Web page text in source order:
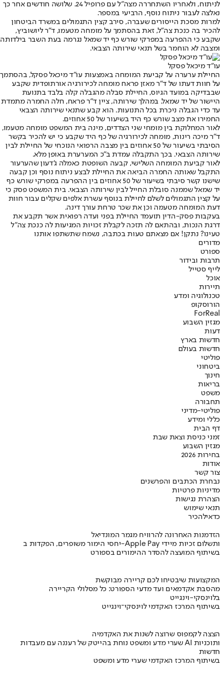
לניתוח, ולאחריו השתחררה מצה"ל עם פרופיל 24. שלושה חודשים אחר כך
נאלצה לעבור ניתוח נוסף, הרביעי במספר.
למרות מסכת הייסורים שעברה, סירב קצין התגמולים במשרד הביטחון
להכיר בה כנכת צה"ל, זאת בהסתמך על מומחה מטעמו, ד"ר ליושוביץ,
שקבע כי ההפרעה במפרקי שורש כף יד שמאל נגרמה בעת השבר בילדותה
ומצבה לא הוחמר בשל תנאי שירותה הצבאי.
עו"ד מיכאל פסקל
החיילת ערערה על קביעת המומחה באמצעות עו"ד מיכאל פסקל, בהסתמך
על חוות דעתו של ד"ר מאזן פראח מומחה לכירורגיה אורתופדית שקבע
שבבדיקה במועד הגיוס, החיילת סבלה מהגבלה קלה בלבד בתנועת
היישור של יד שמאל. במהלך שירותה, ציין ד"ר פראח, חלה החמרה מתמדת
עד כדי הגבלה ניכרת בכל התנועות. הוא קבע שתנאי שירותה הצבאי
החמירו את מצב שורש כף היד בשיעור של 50 אחוזים.
לאור המחלוקת בין מומחי שני הצדדים, מינה בית המשפט מומחה מטעמו,
ד"ר מיכה רינות, מומחה לכירורגיה של כף היד שקבע כי יש להכיר בקשר
הסיבתי בשיעור של 50 אחוזים בין מצבה הרפואי הנוכחי של החיילת לבין
שירותה הצבאי. בכך התקבלה עמדת ב"כ המערערת באופן מלא.
לאור קביעת המומחה השלישי, קבעה השופטת כאמלה ג'דעון שהערעור
התקבל שאותה החמרה הביאה את החיילת לבצע ניתוח נוסף וכן קבעה
שישנו קשר סיבתי בשיעור של 50 אחוזים בין ההפרעה במפרקי שורש כף
יד שמאל שממנה סובלת החייל לבין שירותה הצבאי. בית המשפט פסק כי
על קצין התגמולים לשלם לחיילת בנוסף עשרת אלפים שקלים עבור חוות
דעת המומחה מטעמה וכן את שכר טרחת עורך דינה.
בעקבות פסק-הדין תועמד החיילת בפני ועדה רפואית אשר תקבע את
דרגת הנכות, ובהתאם לה תזכה לקבלת זכויות המגיעות לה כנכת צה"ל
טעינו? נתקן! אם מצאתם טעות בכתבה, נשמח שתשתפו אותנו
מדורים
ספורט
תרבות ובידור
לייף סטייל
אוכל
תיירות
טכנולוגיה ומדע
הורוסקופ
ForReal
מגזין השבוע
דעות
חדשות בארץ
חדשות בעולם
פוליטי
ביטחוני
חינוך
בריאות
משפט
תחבורה
פוליטי-מדיני
כללי ומידע
דף הבית
זמני כניסת וצאת שבת
מגזין השבוע
בחירות 2026
אודות
צור קשר
נבחרת הכתבים והפרשנים
מדיניות פרטיות
הצהרת נגישות
תנאי שימוש
כדאילהכיר
הזדמנות האחרונה להרוויח מגמר המונדיאל
יחסי הימור משופרים, הפקדות ב-Apple Pay ותשלום זכיות מיידי
בשיתוף המועצה להסדר ההימורים בספורט
המקצועות שיבטיחו לכם קריירה מבוקשת
מהסבת אקדמאים ועד מדעי הספורט: כל מסלולי הקריירה
בלוינסקי-וינגייט
בשיתוף המרכז האקדמי לוינסקי־וינגייט
הצצה לקמפוס שרוצה לשנות את האקדמיה
שערי מדע ומשפט נוחת בהייטק של רעננה עם מעבדות AI ותוכניות
חדשות
בשיתוף המרכז האקדמי שערי מדע ומשפט